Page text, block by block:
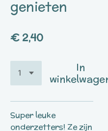
genieten
€ 2,40
In
Super leuke
onderzetters! Ze zijn